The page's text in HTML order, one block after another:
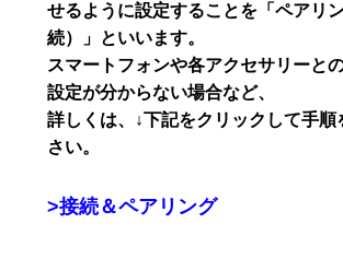
せるように設定することを「ペアリ
続）」といいます。
スマートフォンや各アクセサリーと
設定が分からない場合など、
詳しくは、↓下記をクリックして手順
さい。
>接続＆ペアリング